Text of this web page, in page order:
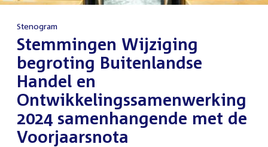
Stenogram
:Stemmingen Wijziging
begroting Buitenlandse
Handel en
Ontwikkelingssamenwerking
2024 samenhangende met de
Voorjaarsnota